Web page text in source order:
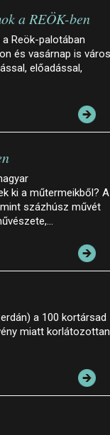
a REÖK-ben
Reök-palotában
és vasárnap is
előadással,
ki a műtermeikből? A
százhúsz művét
a 100 kortársad
miatt korlátozottan